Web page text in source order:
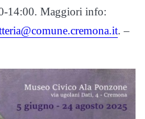
14:00. Maggiori info:
. –